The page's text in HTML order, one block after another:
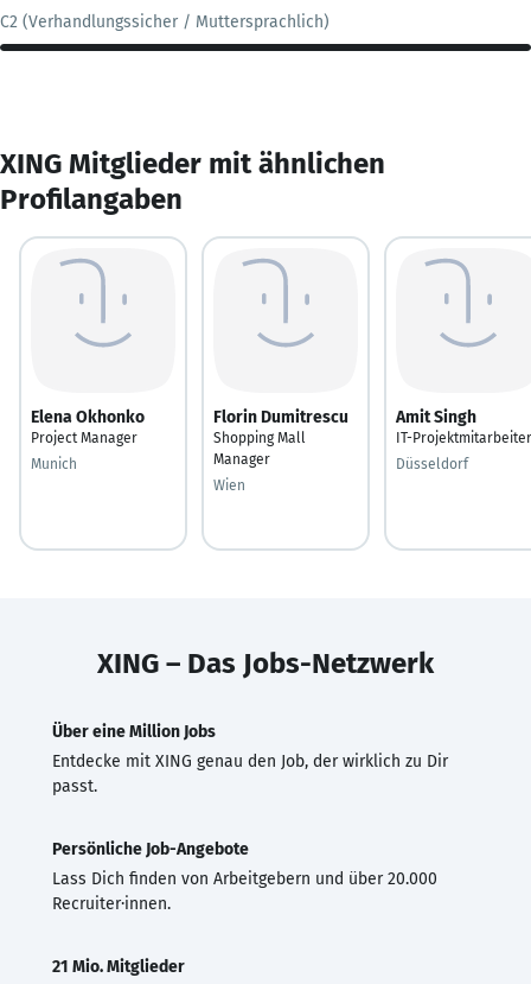
C2 (Verhandlungssicher / Muttersprachlich)
XING Mitglieder mit ähnlichen
Profilangaben
Elena Okhonko
Project Manager
Munich
Florin Dumitrescu
Shopping Mall
Manager
Wien
Amit Singh
IT-Projektmitarbeiter
Düsseldorf
XING – Das Jobs-Netzwerk
Über eine Million Jobs
Entdecke mit XING genau den Job, der wirklich zu Dir
passt.
Persönliche Job-Angebote
Lass Dich finden von Arbeitgebern und über 20.000
Recruiter·innen.
21 Mio. Mitglieder